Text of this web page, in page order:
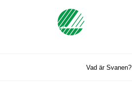
Vad är Svanen?